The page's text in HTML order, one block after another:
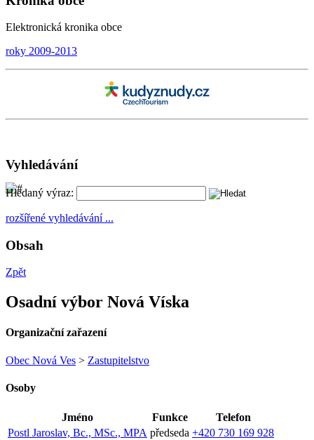
Elektronická kronika obce
roky 2009-2013
Vyhledávání
Hledaný výraz:
rozšířené vyhledávání ...
Obsah
Zpět
Osadní výbor Nová Víska
Organizační zařazení
Obec Nová Ves > Zastupitelstvo
Osoby
Jméno Funkce
Telefon
Postl Jaroslav, Bc., MSc., MPA předseda +420 730 169 928